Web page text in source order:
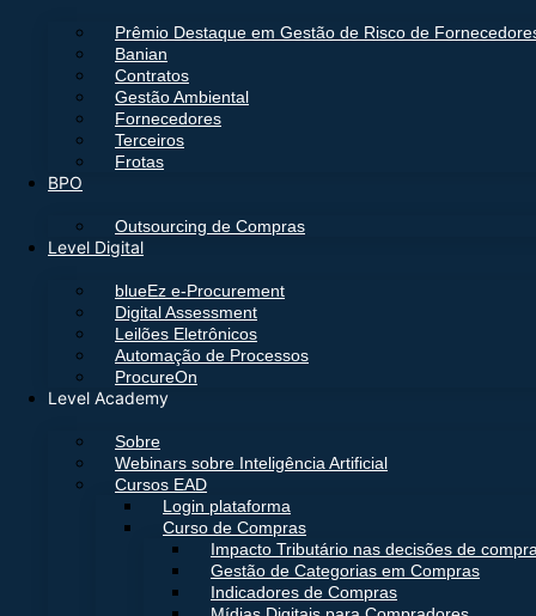
Prêmio Destaque em Gestão de Risco de
Banian
Contratos
Gestão Ambiental
Fornecedores
Terceiros
Frotas
BPO
Outsourcing de Compras
Level Digital
blueEz e-Procurement
Digital Assessment
Leilões Eletrônicos
Automação de Processos
ProcureOn
Level Academy
Sobre
Webinars sobre Inteligência Artificial
Cursos EAD
Login plataforma
Curso de Compras
Impacto Tributário nas decisões de
Gestão de Categorias em Compras
Indicadores de Compras